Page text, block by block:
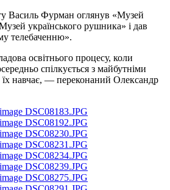
Василь Фурман оглянув «Музей
українського рушника» і дав
телебаченню».
освітнього процесу, коли
спілкується з майбутніми
їх навчає, — переконаний Олександр